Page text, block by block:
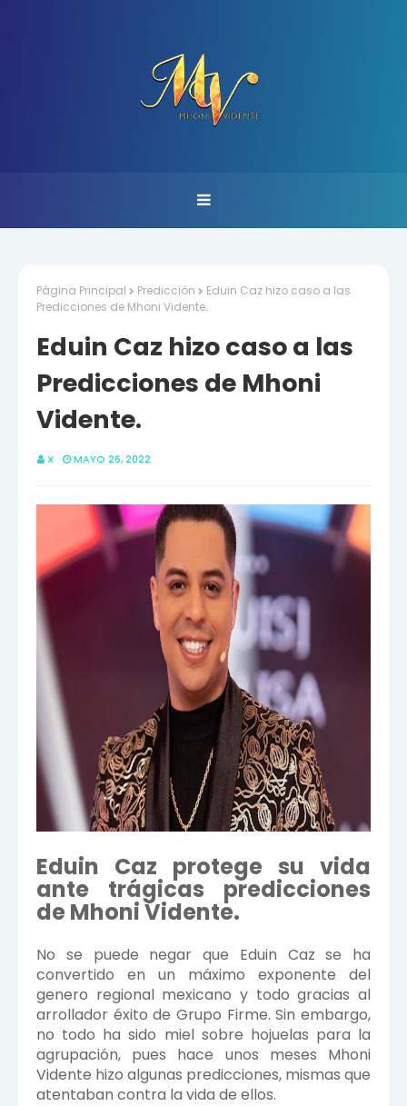
Página Principal Predicción
Eduin Caz hizo caso a las
Predicciones de Mhoni Vidente.
Eduin Caz hizo caso a las
Predicciones de Mhoni
Vidente.
X MAYO 26, 2022
Eduin Caz protege su vida
ante trágicas predicciones
de Mhoni Vidente.
No se puede negar que Eduin Caz se ha
convertido en un máximo exponente del
genero regional mexicano y todo gracias al
arrollador éxito de Grupo Firme. Sin embargo,
no todo ha sido miel sobre hojuelas para la
agrupación, pues hace unos meses Mhoni
Vidente hizo algunas predicciones, mismas que
atentaban contra la vida de ellos.